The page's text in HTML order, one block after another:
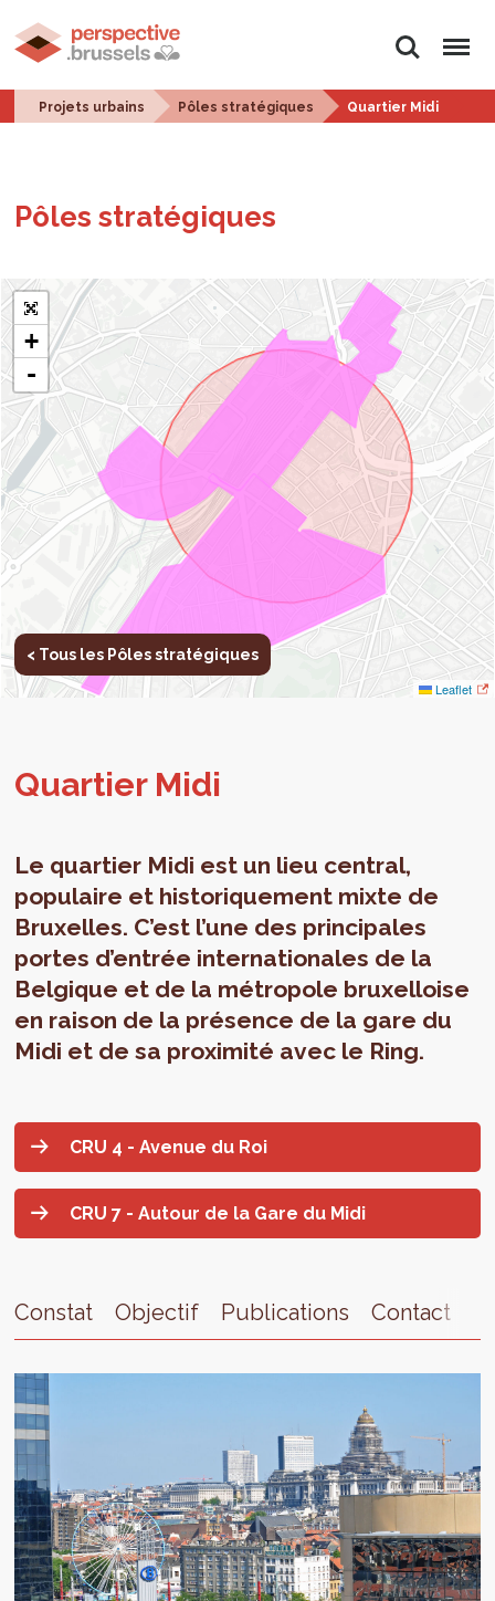
Rechercher
Menu
Projets urbains Pôles stratégiques Quartier Midi
Pôles stra­té­giques
+
-
Leaflet
< Tous les Pôles stratégiques
Quar­tier Midi
Le quartier Midi est un lieu central,
populaire et historiquement mixte de
Bruxelles. C’est l’une des principales
portes d’entrée internationales de la
Belgique et de la métropole bruxelloise
en raison de la présence de la gare du
Midi et de sa proximité avec le Ring.
CRU 4 - Avenue du Roi
CRU 7 - Autour de la Gare du Midi
Constat Objectif Publications Contact